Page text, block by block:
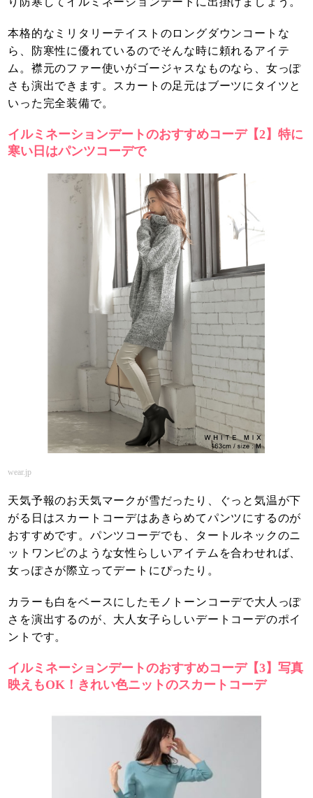
本格的なミリタリーテイストのロングダウンコートな
ら、防寒性に優れているのでそんな時に頼れるアイテ
ム。襟元のファー使いがゴージャスなものなら、女っぽ
さも演出できます。スカートの足元はブーツにタイツと
いった完全装備で。
イルミネーションデートのおすすめコーデ【2】特に
寒い日はパンツコーデで
wear.jp
天気予報のお天気マークが雪だったり、ぐっと気温が下
がる日はスカートコーデはあきらめてパンツにするのが
おすすめです。パンツコーデでも、タートルネックのニ
ットワンピのような女性らしいアイテムを合わせれば、
女っぽさが際立ってデートにぴったり。
カラーも白をベースにしたモノトーンコーデで大人っぽ
さを演出するのが、大人女子らしいデートコーデのポイ
ントです。
イルミネーションデートのおすすめコーデ【3】写真
映えもOK！きれい色ニットのスカートコーデ